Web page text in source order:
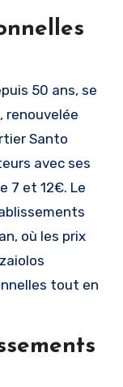
50 ans, se
renouvelée
Santo
avec ses
7 et 12€. Le
où les prix
tout en